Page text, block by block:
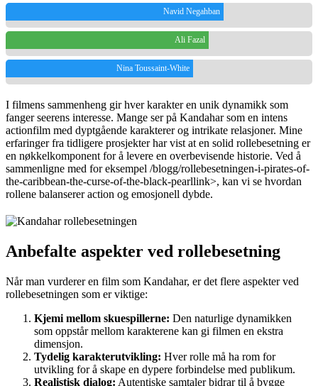
Navid Negahban
Ali Fazal
Nina Toussaint-White
I filmens sammenheng gir hver karakter en unik dynamikk som
fanger seerens interesse. Mange ser på Kandahar som en intens
actionfilm med dyptgående karakterer og intrikate relasjoner. Mine
erfaringer fra tidligere prosjekter har vist at en solid rollebesetning er
en nøkkelkomponent for å levere en overbevisende historie. Ved å
sammenligne med for eksempel /blogg/rollebesetningen-i-pirates-of-
the-caribbean-the-curse-of-the-black-pearllink>, kan vi se hvordan
rollene balanserer action og emosjonell dybde.
Anbefalte aspekter ved rollebesetning
Når man vurderer en film som Kandahar, er det flere aspekter ved
rollebesetningen som er viktige:
Kjemi mellom skuespillerne: Den naturlige dynamikken
som oppstår mellom karakterene kan gi filmen en ekstra
dimensjon.
Tydelig karakterutvikling: Hver rolle må ha rom for
utvikling for å skape en dypere forbindelse med publikum.
Realistisk dialog: Autentiske samtaler bidrar til å bygge